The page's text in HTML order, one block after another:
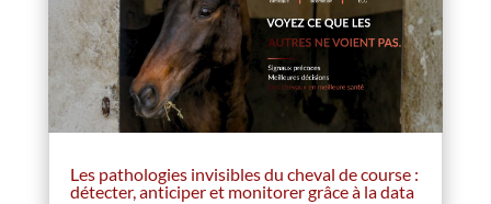
Les pathologies invisibles du cheval de course :
détecter, anticiper et monitorer grâce à la data